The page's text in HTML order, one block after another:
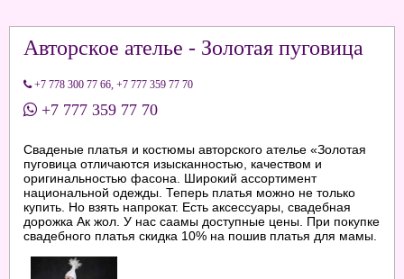
Авторское ателье - Золотая пуговица
+7 778 300 77 66 +7 777 359 77 70
+7 777 359 77 70
Сваденые платья и костюмы авторского ателье «Золотая
пуговица отличаются изысканностью, качеством и
оригинальностью фасона. Широкий ассортимент
национальной одежды. Теперь платья можно не только
купить. Но взять напрокат. Есть аксессуары, свадебная
дорожка Ак жол. У нас саамы доступные цены. При покупке
свадебного платья скидка 10% на пошив платья для мамы.